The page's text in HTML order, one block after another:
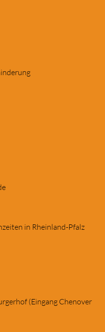
in Rheinland-Pfalz
(Eingang Chenover